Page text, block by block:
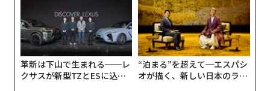
革新は下山で生まれる──レ
クサスが新型TZとESに込め
“泊まる”を超えて─エスパシ
オが描く、新しい日本のラグ